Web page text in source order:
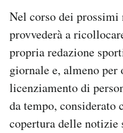
Nel corso dei
provvederà a
propria redazione
giornale e, almeno
licenziamento di
da tempo,
copertura delle notizie